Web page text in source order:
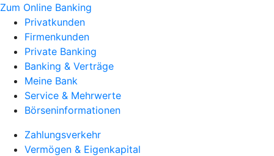
Zum Online Banking
Privatkunden
Firmenkunden
Private Banking
Banking & Verträge
Meine Bank
Service & Mehrwerte
Börseninformationen
Zahlungsverkehr
Vermögen & Eigenkapital